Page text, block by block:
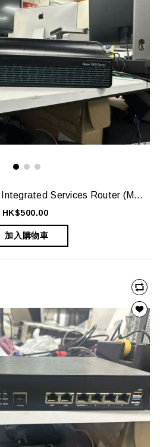
✌️Cisco ISR G2 1941 Integrated Services Router (Model: CISCO1941/K9) ✌️
HK$500.00
加入購物車